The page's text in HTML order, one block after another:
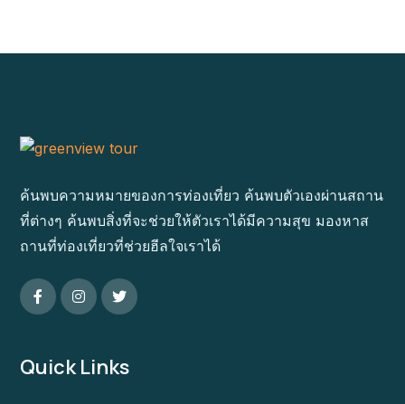
ค้นพบความหมายของการท่องเที่ยว ค้นพบตัวเองผ่านสถาน
ที่ต่างๆ ค้นพบสิ่งที่จะช่วยให้ตัวเราได้มีความสุข มองหาส
ถานที่ท่องเที่ยวที่ช่วยฮีลใจเราได้
Quick Links